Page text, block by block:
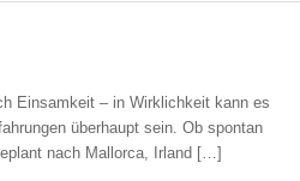
Einsamkeit – in Wirklichkeit kann es
überhaupt sein. Ob spontan
nach Mallorca, Irland […]